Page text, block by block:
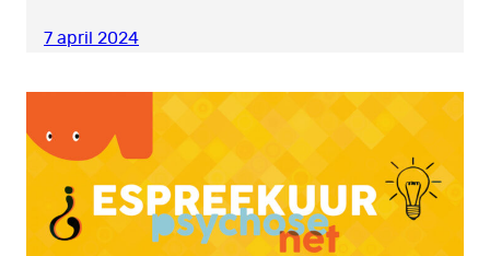
7 april 2024